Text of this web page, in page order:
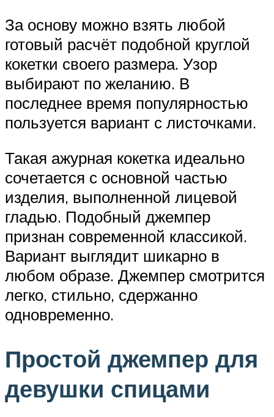
За основу можно взять любой
готовый расчёт подобной круглой
кокетки своего размера. Узор
выбирают по желанию. В
последнее время популярностью
пользуется вариант с листочками.
Такая ажурная кокетка идеально
сочетается с основной частью
изделия, выполненной лицевой
гладью. Подобный джемпер
признан современной классикой.
Вариант выглядит шикарно в
любом образе. Джемпер смотрится
легко, стильно, сдержанно
одновременно.
Простой джемпер для
девушки спицами